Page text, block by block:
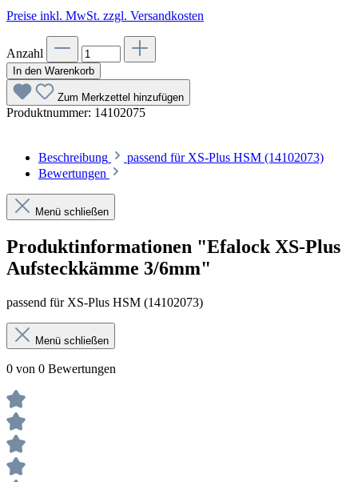
Preise inkl. MwSt. zzgl. Versandkosten
Anzahl
In den Warenkorb
Zum Merkzettel hinzufügen
Produktnummer: 14102075
Beschreibung
passend für XS-Plus HSM (14102073)
Bewertungen
Menü schließen
Produktinformationen "Efalock XS-Plus
Aufsteckkämme 3/6mm"
passend für XS-Plus HSM (14102073)
Menü schließen
0 von 0 Bewertungen